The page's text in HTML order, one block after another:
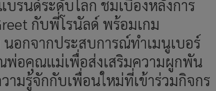
รนด์ระดับโลก ชมเบื้องหลังการ
กับพี่โรนัลด์ พร้อมเกม
อกจากประสบการณ์ทำเมนูเบอร์
พ่อคุณแม่เพื่อส่งเสริมความผูกพัน
ามรู้จักกับเพื่อนใหม่ที่เข้าร่วมกิจกร